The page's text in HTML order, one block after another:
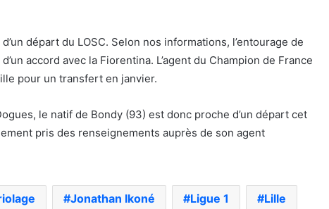
départ du LOSC. Selon nos informations, l’entourage de
accord avec la Fiorentina. L’agent du Champion de France
pour un transfert en janvier.
le natif de Bondy (93) est donc proche d’un départ cet
pris des renseignements auprès de son agent
Jonathan Ikoné Ligue 1 Lille